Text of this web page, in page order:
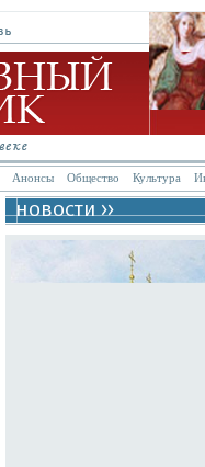
Анонсы Общество Культура